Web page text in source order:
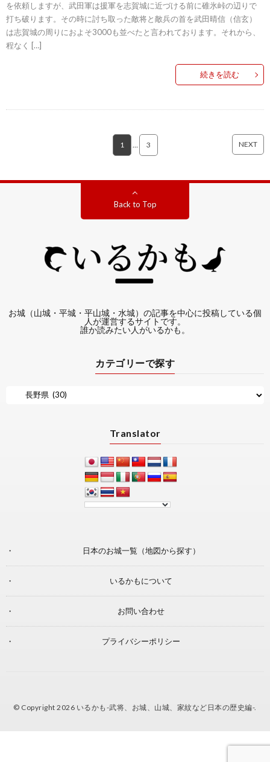
を依頼しますが、武田軍は援軍を志賀城に近づける前に碓氷峠の辺りで
打ち破ります。その時に討ち取った敵将と敵兵の首を武田晴信（信玄）
は志賀城の周りにおよそ3000も並べたと言われております。それから、
程なく […]
続きを読む
1 … 3 NEXT
Back to Top
お城（山城・平城・平山城・水城）の記事を中心に投稿している個
人が運営するサイトです。
誰か読みたい人がいるかも。
カテゴリーで探す
Translator
日本のお城一覧（地図から探す）
いるかもについて
お問い合わせ
プライバシーポリシー
© Copyright 2026 いるかも-武将、お城、山城、家紋など日本の歴史編-.